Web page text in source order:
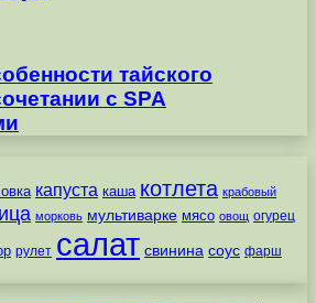
тайского
с SPA
капуста каша котлета крабовый
морковь мультиварке мясо овощ огурец
рулет салат свинина соус фарш